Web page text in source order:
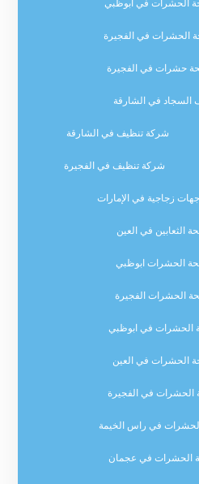
الحشرات في ابوظبي
الحشرات في الفجيرة
حشرات في الفجيرة
السجاد في الشارقة
شركة تنظيف في الشارقة
شركة تنظيف في الفجيرة
زجاجية في الإمارات
الثعابين في العين
الحشرات ابوظبي
الحشرات الفجيرة
الحشرات في ابوظبي
الحشرات في العين
الحشرات في الفجيرة
في راس الخيمة
الحشرات في عجمان